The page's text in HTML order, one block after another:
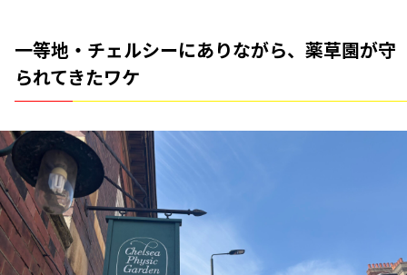
一等地・チェルシーにありながら、薬草園が守
られてきたワケ